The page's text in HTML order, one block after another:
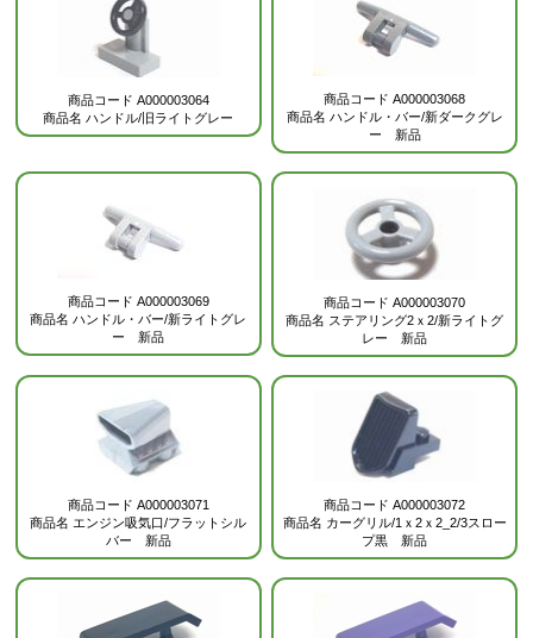
商品コード A000003064
商品名 ハンドル/旧ライトグレー
商品コード A000003068
商品名 ハンドル・バー/新ダークグレ
ー 新品
商品コード A000003069
商品名 ハンドル・バー/新ライトグレ
ー 新品
商品コード A000003070
商品名 ステアリング2ｘ2/新ライトグ
レー 新品
商品コード A000003071
商品名 エンジン吸気口/フラットシル
バー 新品
商品コード A000003072
商品名 カーグリル/1ｘ2ｘ2_2/3スロー
プ黒 新品